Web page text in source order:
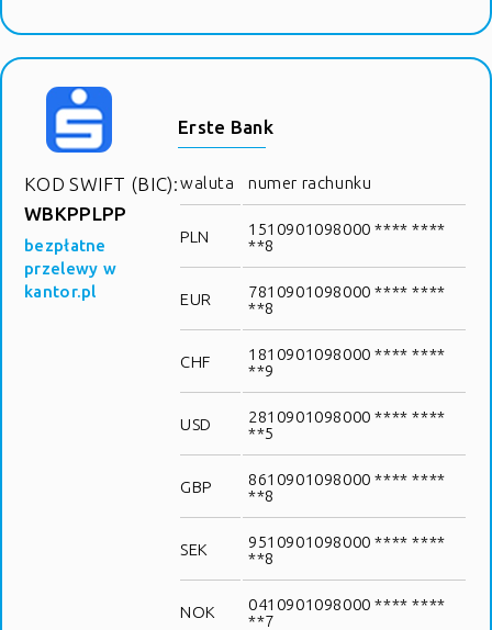
KOD SWIFT (BIC):
WBKPPLPP
bezpłatne
przelewy w
kantor.pl
Erste Bank
waluta numer rachunku
PLN
1510901098000 **** ****
**8
EUR
7810901098000 **** ****
**8
CHF
1810901098000 **** ****
**9
USD
2810901098000 **** ****
**5
GBP
8610901098000 **** ****
**8
SEK
9510901098000 **** ****
**8
NOK
0410901098000 **** ****
**7